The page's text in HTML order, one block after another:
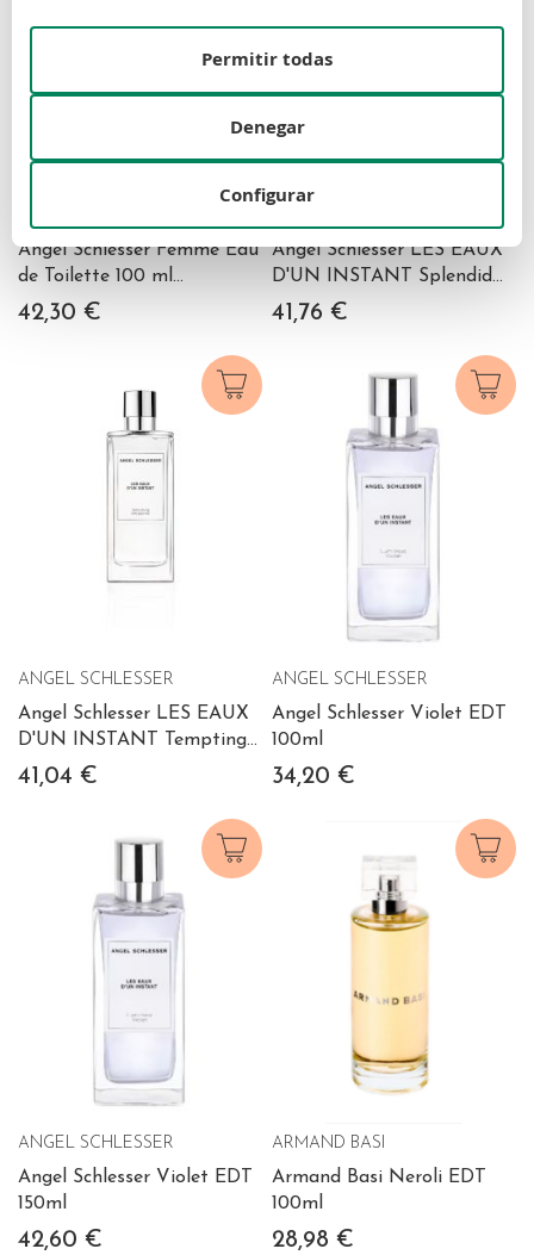
Angel Schlesser Femme Eau
de Toilette 100 ml
Vaporizador
42,30 €
Angel Schlesser LES EAUX
D'UN INSTANT Splendid
Orange Blossom 150 ml
Vaporizador
41,76 €
ANGEL SCHLESSER
Angel Schlesser LES EAUX
D'UN INSTANT Tempting
Bergamot 150 ml
Vaporizador
41,04 €
ANGEL SCHLESSER
Angel Schlesser Violet EDT
100ml
34,20 €
ANGEL SCHLESSER
Angel Schlesser Violet EDT
150ml
42,60 €
ARMAND BASI
Armand Basi Neroli EDT
100ml
28,98 €
Configurar
Denegar
Permitir todas